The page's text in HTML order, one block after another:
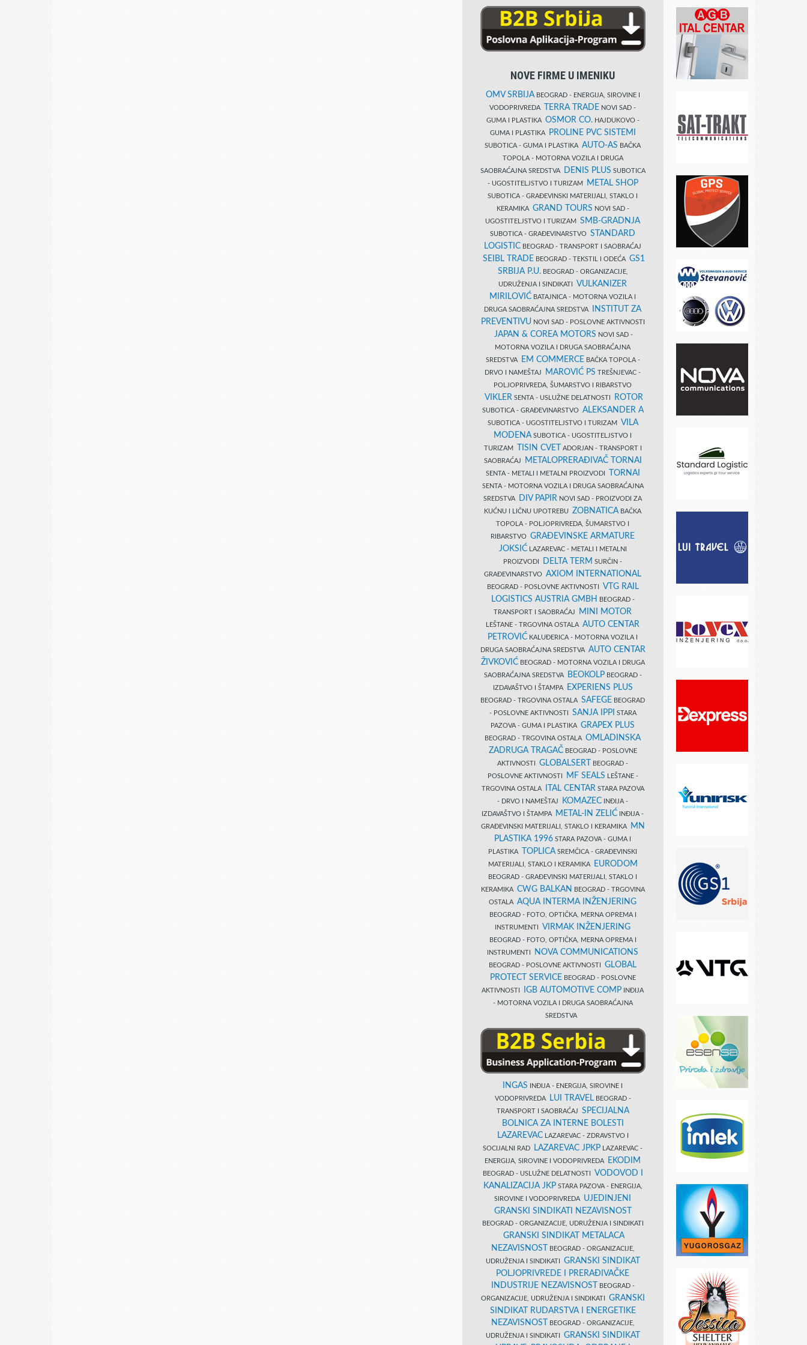
NOVE FIRME U IMENIKU
OMV SRBIJABEOGRAD - ENERGIJA, SIROVINE I
VODOPRIVREDA
TERRA TRADE NOVI SAD -
GUMA I PLASTIKA OSMOR CO.HAJDUKOVO -
GUMA I PLASTIKA
PROLINE PVC SISTEMI
SUBOTICA - GUMA I PLASTIKA AUTO-AS BAČKA
TOPOLA - MOTORNA VOZILA I DRUGA
SAOBRAĆAJNA SREDSTVA
DENIS PLUS SUBOTICA
- UGOSTITELJSTVO I TURIZAM
METAL SHOP
SUBOTICA - GRAĐEVINSKI MATERIJALI, STAKLO I
KERAMIKA GRAND TOURS NOVI SAD -
UGOSTITELJSTVO I TURIZAM SMB-GRADNJA
SUBOTICA - GRAĐEVINARSTVO STANDARD
LOGISTIC BEOGRAD - TRANSPORT I SAOBRAĆAJ
SEIBL TRADE BEOGRAD - TEKSTIL I ODEĆA GS1
SRBIJA P.U.BEOGRAD - ORGANIZACIJE,
UDRUŽENJA I SINDIKATI VULKANIZER
MIRILOVIĆ BATAJNICA - MOTORNA VOZILA I
DRUGA SAOBRAĆAJNA SREDSTVA
INSTITUT ZA
PREVENTIVUNOVI SAD - POSLOVNE AKTIVNOSTI
JAPAN & COREA MOTORS NOVI SAD -
MOTORNA VOZILA I DRUGA SAOBRAĆAJNA
SREDSTVA
EM COMMERCE BAČKA TOPOLA -
DRVO I NAMEŠTAJ
MAROVIĆ PS TREŠNJEVAC -
POLJOPRIVREDA, ŠUMARSTVO I RIBARSTVO
VIKLER SENTA - USLUŽNE DELATNOSTI ROTOR
SUBOTICA - GRAĐEVINARSTVO ALEKSANDER A
SUBOTICA - UGOSTITELJSTVO I TURIZAM VILA
MODENA SUBOTICA - UGOSTITELJSTVO I
TURIZAM
TISIN CVET
ADORJAN - TRANSPORT I
SAOBRAĆAJ
METALOPRERAĐIVAČ TORNAI
SENTA - METALI I METALNI PROIZVODI TORNAI
SENTA - MOTORNA VOZILA I DRUGA SAOBRAĆAJNA
SREDSTVA
DIV PAPIR NOVI SAD - PROIZVODI ZA
KUĆNU I LIČNU UPOTREBU ZOBNATICA BAČKA
TOPOLA - POLJOPRIVREDA, ŠUMARSTVO I
RIBARSTVO GRAĐEVINSKE ARMATURE
JOKSIĆLAZAREVAC - METALI I METALNI
PROIZVODI
DELTA TERM SURČIN -
GRAĐEVINARSTVO AXIOM INTERNATIONAL
BEOGRAD - POSLOVNE AKTIVNOSTI VTG RAIL
LOGISTICS AUSTRIA GMBH
BEOGRAD -
TRANSPORT I SAOBRAĆAJ
MINI MOTOR
LEŠTANE - TRGOVINA OSTALA AUTO CENTAR
PETROVIĆ KALUĐERICA - MOTORNA VOZILA I
DRUGA SAOBRAĆAJNA SREDSTVA AUTO CENTAR
ŽIVKOVIĆBEOGRAD - MOTORNA VOZILA I DRUGA
SAOBRAĆAJNA SREDSTVA
BEOKOLPBEOGRAD -
IZDAVAŠTVO I ŠTAMPA
EXPERIENS PLUS
BEOGRAD - TRGOVINA OSTALA SAFEGE BEOGRAD
- POSLOVNE AKTIVNOSTI SANJA IPPI
STARA
PAZOVA - GUMA I PLASTIKA GRAPEX PLUS
BEOGRAD - TRGOVINA OSTALA OMLADINSKA
ZADRUGA TRAGAČBEOGRAD - POSLOVNE
AKTIVNOSTI GLOBALSERT
BEOGRAD -
POSLOVNE AKTIVNOSTI
MF SEALS LEŠTANE -
TRGOVINA OSTALA
ITAL CENTAR STARA PAZOVA
- DRVO I NAMEŠTAJ
KOMAZEC INĐIJA -
IZDAVAŠTVO I ŠTAMPA
METAL-IN ZELIĆ INĐIJA -
GRAĐEVINSKI MATERIJALI, STAKLO I KERAMIKA
MN
PLASTIKA 1996 STARA PAZOVA - GUMA I
PLASTIKA
TOPLICA SREMČICA - GRAĐEVINSKI
MATERIJALI, STAKLO I KERAMIKA
EURODOM
BEOGRAD - GRAĐEVINSKI MATERIJALI, STAKLO I
KERAMIKA CWG BALKAN
BEOGRAD - TRGOVINA
OSTALA AQUA INTERMA INŽENJERING
BEOGRAD - FOTO, OPTIČKA, MERNA OPREMA I
INSTRUMENTI VIRMAK INŽENJERING
BEOGRAD - FOTO, OPTIČKA, MERNA OPREMA I
INSTRUMENTI
NOVA COMMUNICATIONS
BEOGRAD - POSLOVNE AKTIVNOSTI GLOBAL
PROTECT SERVICE BEOGRAD - POSLOVNE
AKTIVNOSTI
IGB AUTOMOTIVE COMP INĐIJA
- MOTORNA VOZILA I DRUGA SAOBRAĆAJNA
SREDSTVA
INGAS INĐIJA - ENERGIJA, SIROVINE I
VODOPRIVREDA
LUI TRAVELBEOGRAD -
TRANSPORT I SAOBRAĆAJ SPECIJALNA
BOLNICA ZA INTERNE BOLESTI
LAZAREVACLAZAREVAC - ZDRAVSTVO I
SOCIJALNI RAD
LAZAREVAC JPKP LAZAREVAC -
ENERGIJA, SIROVINE I VODOPRIVREDA
EKODIM
BEOGRAD - USLUŽNE DELATNOSTI VODOVOD I
KANALIZACIJA JKPSTARA PAZOVA - ENERGIJA,
SIROVINE I VODOPRIVREDA UJEDINJENI
GRANSKI SINDIKATI NEZAVISNOST
BEOGRAD - ORGANIZACIJE, UDRUŽENJA I SINDIKATI
GRANSKI SINDIKAT METALACA
NEZAVISNOST
BEOGRAD - ORGANIZACIJE,
UDRUŽENJA I SINDIKATI GRANSKI SINDIKAT
POLJOPRIVREDE I PRERAĐIVAČKE
INDUSTRIJE NEZAVISNOST
BEOGRAD -
ORGANIZACIJE, UDRUŽENJA I SINDIKATI GRANSKI
SINDIKAT RUDARSTVA I ENERGETIKE
NEZAVISNOST
BEOGRAD - ORGANIZACIJE,
UDRUŽENJA I SINDIKATI GRANSKI SINDIKAT